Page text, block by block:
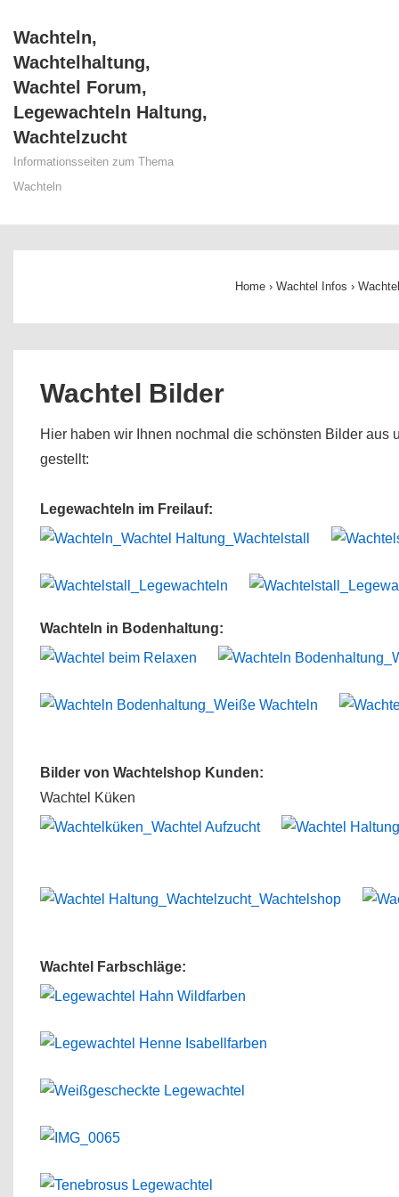
Zum
Inhalt
Wachteln,
Wachtelhaltung,
Wachtel Forum,
Legewachteln Haltung,
Wachtelzucht
Informationsseiten zum Thema
Wachteln
Home › Wachtel Infos ›
Wachtel Bilder
Hier haben wir Ihnen nochmal die schönsten Bilder aus
gestellt:
Legewachteln im Freilauf:
Wachteln in Bodenhaltung:
Bilder von Wachtelshop Kunden:
Wachtel Küken
Wachtel Farbschläge: